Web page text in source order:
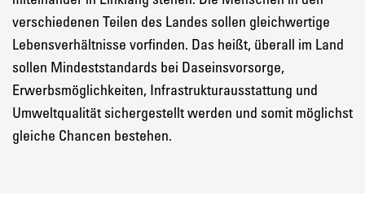
verschiedenen Teilen des Landes sollen gleichwertige
Lebensverhältnisse vorfinden. Das heißt, überall im Land
sollen Mindeststandards bei Daseinsvorsorge,
Erwerbsmöglichkeiten, Infrastrukturausstattung und
Umweltqualität sichergestellt werden und somit möglichst
gleiche Chancen bestehen.